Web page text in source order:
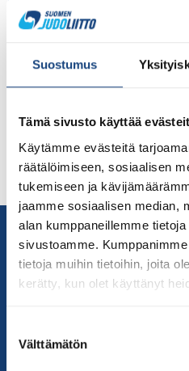
Suostumus
Tämä sivusto käyttää
Käytämme evästeitä
räätälöimiseen, sosiaalisen
tukemiseen ja
jaamme sosiaalisen median,
alan kumppaneillemme
sivustoamme.
tietoja muihin tietoihin, joita
kerätty, kun olet käyttänyt
valinta
Välttämätön
-turnaus, jossa kamppailee
päävalmentaja Rok Draksicin
Kanerva, Kirkkonummen
kg, Luukas Saha, Riihimäen
Turpal Djoukaev,
73 kg, Valtteri Olin, Keravan
Yhteystiedot
Suomen